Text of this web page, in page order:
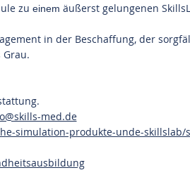
zu einem äußerst gelungenen
in der Beschaffung, der
med.de
simulation-produkte-unde-